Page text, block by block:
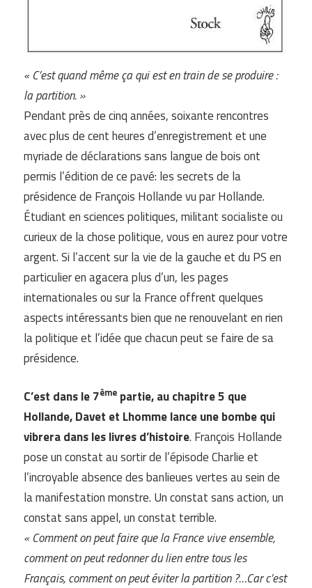
« C’est quand même ça qui est en train de se produire :
la partition. »
Pendant près de cinq années, soixante rencontres
avec plus de cent heures d’enregistrement et une
myriade de déclarations sans langue de bois ont
permis l’édition de ce pavé: les secrets de la
présidence de François Hollande vu par Hollande.
Étudiant en sciences politiques, militant socialiste ou
curieux de la chose politique, vous en aurez pour votre
argent. Si l’accent sur la vie de la gauche et du PS en
particulier en agacera plus d’un, les pages
internationales ou sur la France offrent quelques
aspects intéressants bien que ne renouvelant en rien
la politique et l’idée que chacun peut se faire de sa
présidence.
C’est dans le 7ème partie, au chapitre 5 que
Hollande, Davet et Lhomme lance une bombe qui
vibrera dans les livres d’histoire. François Hollande
pose un constat au sortir de l’épisode Charlie et
l’incroyable absence des banlieues vertes au sein de
la manifestation monstre. Un constat sans action, un
constat sans appel, un constat terrible.
« Comment on peut faire que la France vive ensemble,
comment on peut redonner du lien entre tous les
Français, comment on peut éviter la partition ?…Car c’est